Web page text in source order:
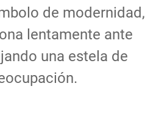
de modernidad,
lentamente ante
una estela de